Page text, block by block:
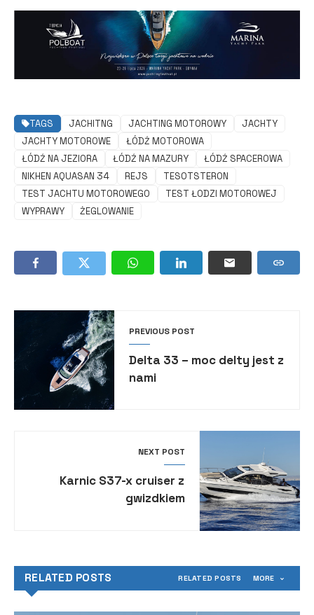
TAGS JACHITNG JACHTING MOTOROWY
JACHTY
JACHTY MOTOROWE
ŁÓDŹ MOTOROWA
ŁÓDŹ NA JEZIORA
ŁÓDŹ NA MAZURY
ŁÓDŹ SPACEROWA
NIKHEN AQUASAN 34
REJS
TESOTSTERON
TEST JACHTU MOTOROWEGO
TEST ŁODZI MOTOROWEJ
WYPRAWY
ŻEGLOWANIE
PREVIOUS POST
Delta 33 – moc delty jest z
nami
NEXT POST
Karnic S37-x cruiser z
gwizdkiem
RELATED POSTS RELATED POSTS MORE